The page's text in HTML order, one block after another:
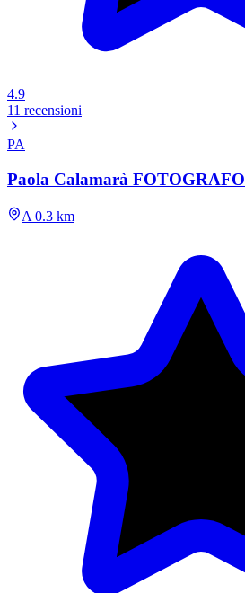
4.9
11 recensioni
PA
Paola Calamarà FOTOGRAFO
A 0.3 km